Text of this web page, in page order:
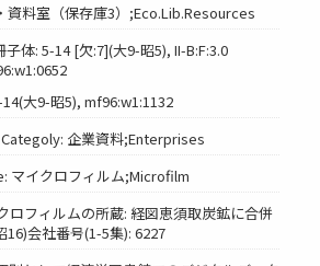
資料室（保存庫3）;Eco.Lib.Resources
体: 5-14 [欠:7](大9-昭5), II-B:F:3.0
大9-昭5), mf96:w1:1132
企業資料;Enterprises
マイクロフィルム;Microfilm
ロフィルムの所蔵: 経図恵須取炭鉱に合併
16)会社番号(1-5集): 6227